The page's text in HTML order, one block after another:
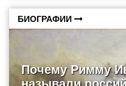
БИОГРАФИИ
Почему Римму